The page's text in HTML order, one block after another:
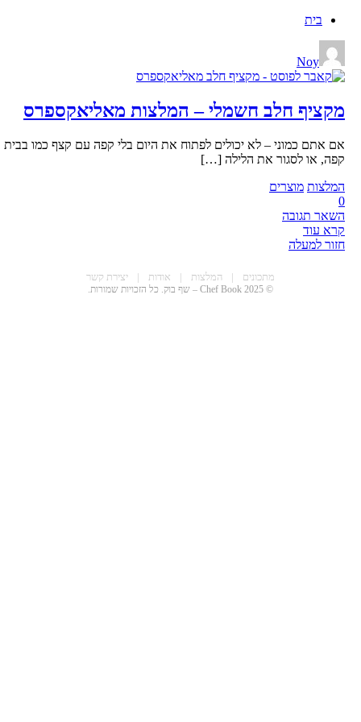
בית
Noy
מקציף חלב חשמלי – המלצות מאליאקספרס
אם אתם כמוני – לא יכולים לפתוח את היום בלי קפה עם קצף כמו בבית
קפה, או לסגור את הלילה […]
המלצות מוצרים
השאר תגובה
קרא עוד
חזור למעלה
מתכונים | המלצות | אודות | יצירת קשר